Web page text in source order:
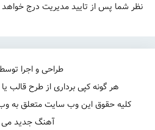
نظر شما پس از تایید مدیریت درج
طراحی و اجرا
هر گونه کپی برداری از طرح قالب
کلیه حقوق این وب سایت متعلق به
آهنگ جدید می